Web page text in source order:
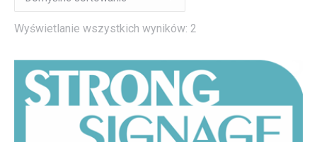
Wyświetlanie wszystkich wyników: 2